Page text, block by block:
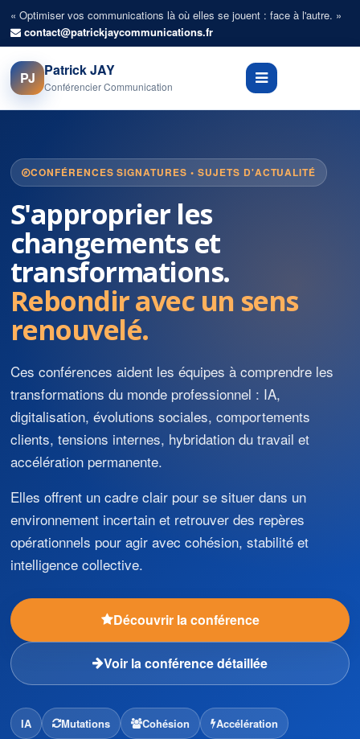
« Optimiser vos communications là où elles se jouent : face à l'autre. »
contact@patrickjaycommunications.fr
PJ Patrick JAY
Conférencier Communication
CONFÉRENCES SIGNATURES • SUJETS D'ACTUALITÉ
S'approprier les
changements et
transformations.
Rebondir avec un sens
renouvelé.
Ces conférences aident les équipes à comprendre les
transformations du monde professionnel : IA,
digitalisation, évolutions sociales, comportements
clients, tensions internes, hybridation du travail et
accélération permanente.
Elles offrent un cadre clair pour se situer dans un
environnement incertain et retrouver des repères
opérationnels pour agir avec cohésion, stabilité et
intelligence collective.
Découvrir la conférence
Voir la conférence détaillée
IA Mutations Cohésion Accélération